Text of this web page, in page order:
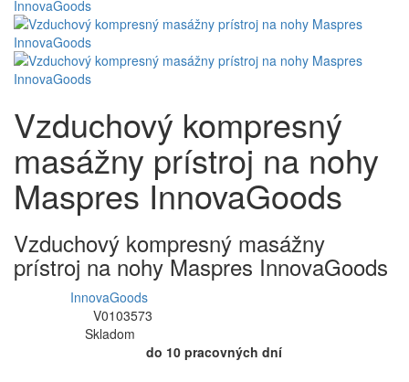
Vzduchový kompresný
masážny prístroj na nohy
Maspres InnovaGoods
Vzduchový kompresný masážny
prístroj na nohy Maspres InnovaGoods
InnovaGoods
V0103573
Skladom
do 10 pracovných dní